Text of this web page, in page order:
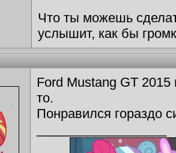
Что ты можешь
услышит, как бы
Ford Mustang GT
то.
Понравился гораздо